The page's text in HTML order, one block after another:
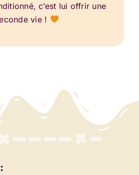
c’est lui offrir une
vie !